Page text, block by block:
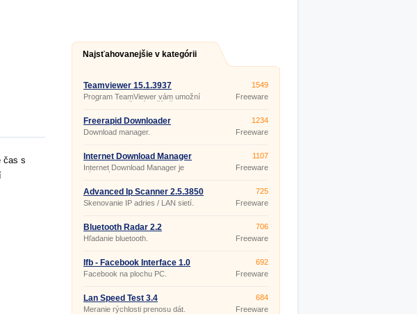
čas s
Najsťahovanejšie v kategórii
Teamviewer 15.1.3937
Program TeamViewer vám umožní
ovládať svoj, či iné počítače na
počítača môžete vykonávať aj zo
svojho mobilného telefónu. Stačí len
mať stiahnutú aplikáciu, ktorú ani
1549
Freeware
Freerapid Downloader
Download manager.
1234
Freeware
Internet Download Manager
6.36 build 5
Internet Download Manager je
výborným programom, ktorého
oceníte hlavne ak radi sťahujete. Mať
stiahnutý a inštalovaný program na
sťahovanie súborov je ďalšou
1107
Freeware
Advanced Ip Scanner 2.5.3850
Skenovanie IP adries / LAN sietí.
725
Freeware
Bluetooth Radar 2.2
Hľadanie bluetooth.
706
Freeware
Ifb - Facebook Interface 1.0
Facebook na plochu PC.
692
Freeware
Lan Speed Test 3.4
Meranie rýchlosti prenosu dát.
684
Freeware